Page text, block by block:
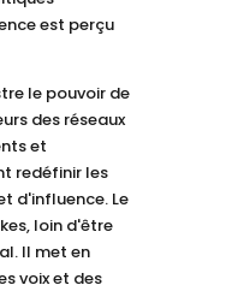
est perçu
le pouvoir de
des réseaux
et
redéfinir les
d'influence. Le
loin d'être
Il met en
voix et des